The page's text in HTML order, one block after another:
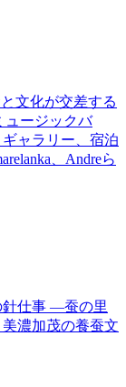
⽂化が交差する
ュージックバ
ャラリー、宿泊
、Andreら
針仕事 ―蚕の里
濃加茂の養蚕文